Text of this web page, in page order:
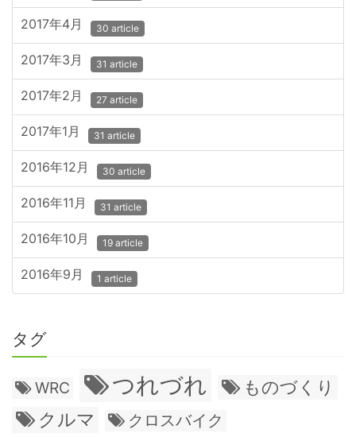
2017年4月 30 article
2017年3月 31 article
2017年2月 27 article
2017年1月 31 article
2016年12月 30 article
2016年11月 31 article
2016年10月 19 article
2016年9月 1 article
タグ
WRC つれづれ ものづくり
クルマ クロスバイク